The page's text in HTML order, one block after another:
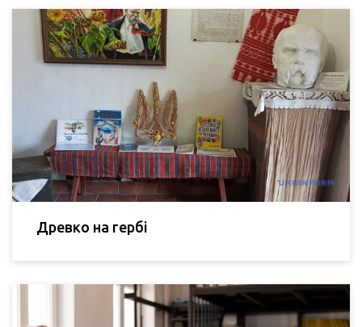
Древко на гербі